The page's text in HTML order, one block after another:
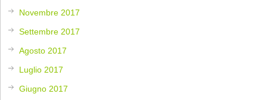
Novembre 2017
Settembre 2017
Agosto 2017
Luglio 2017
Giugno 2017